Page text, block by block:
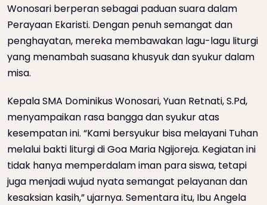
Wonosari berperan sebagai paduan suara dalam
Perayaan Ekaristi. Dengan penuh semangat dan
penghayatan, mereka membawakan lagu-lagu liturgi
yang menambah suasana khusyuk dan syukur dalam
misa.
Kepala SMA Dominikus Wonosari, Yuan Retnati, S.Pd,
menyampaikan rasa bangga dan syukur atas
kesempatan ini. “Kami bersyukur bisa melayani Tuhan
melalui bakti liturgi di Goa Maria Ngijoreja. Kegiatan ini
tidak hanya memperdalam iman para siswa, tetapi
juga menjadi wujud nyata semangat pelayanan dan
kesaksian kasih,” ujarnya. Sementara itu, Ibu Angela